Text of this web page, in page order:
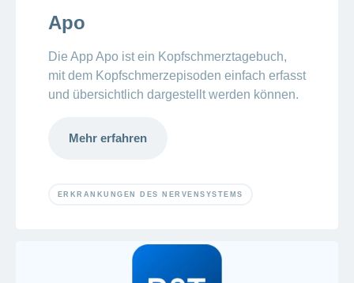
Apo
Die App Apo ist ein Kopfschmerztagebuch,
mit dem Kopfschmerzepisoden einfach erfasst
und übersichtlich dargestellt werden können.
Mehr erfahren
ERKRANKUNGEN DES NERVENSYSTEMS